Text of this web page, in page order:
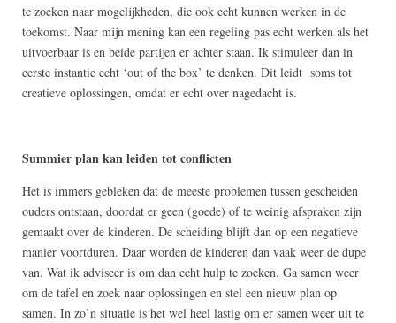
te zoeken naar mogelijkheden, die ook echt kunnen werken in de
toekomst. Naar mijn mening kan een regeling pas echt werken als het
uitvoerbaar is en beide partijen er achter staan. Ik stimuleer dan in
eerste instantie echt ‘out of the box’ te denken. Dit leidt soms tot
creatieve oplossingen, omdat er echt over nagedacht is.
Summier plan kan leiden tot conflicten
Het is immers gebleken dat de meeste problemen tussen gescheiden
ouders ontstaan, doordat er geen (goede) of te weinig afspraken zijn
gemaakt over de kinderen. De scheiding blijft dan op een negatieve
manier voortduren. Daar worden de kinderen dan vaak weer de dupe
van. Wat ik adviseer is om dan echt hulp te zoeken. Ga samen weer
om de tafel en zoek naar oplossingen en stel een nieuw plan op
samen. In zo’n situatie is het wel heel lastig om er samen weer uit te